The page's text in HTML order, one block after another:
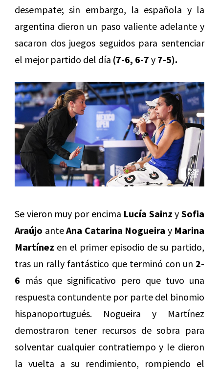
desempate; sin embargo, la española y la
argentina dieron un paso valiente adelante y
sacaron dos juegos seguidos para sentenciar
el mejor partido del día (7-6, 6-7 y 7-5).
Se vieron muy por encima Lucía Sainz y Sofia
Araújo anteAna Catarina Nogueira y Marina
Martínez en el primer episodio de su partido,
tras un rally fantástico que terminó con un 2-
6 más que significativo pero que tuvo una
respuesta contundente por parte del binomio
hispanoportugués. Nogueira y Martínez
demostraron tener recursos de sobra para
solventar cualquier contratiempo y le dieron
la vuelta a su rendimiento, rompiendo el